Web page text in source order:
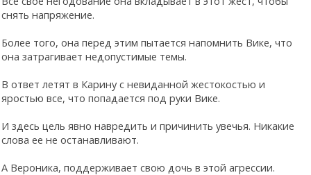
снять напряжение.
Более того, она перед этим пытается напомнить Вике, что
она затрагивает недопустимые темы.
В ответ летят в Карину с невиданной жестокостью и
яростью все, что попадается под руки Вике.
И здесь цель явно навредить и причинить увечья. Никакие
слова ее не останавливают.
А Вероника, поддерживает свою дочь в этой агрессии.